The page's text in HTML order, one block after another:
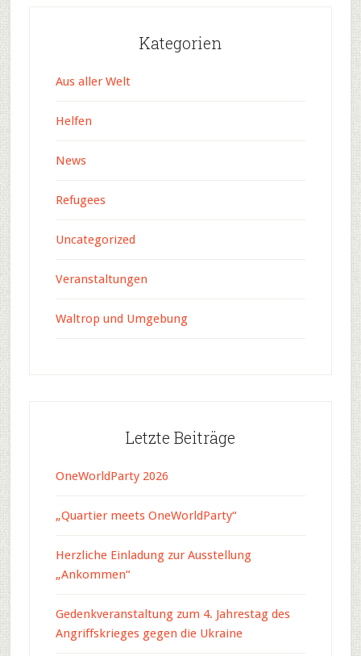
Kategorien
Aus aller Welt
Helfen
News
Refugees
Uncategorized
Veranstaltungen
Waltrop und Umgebung
Letzte Beiträge
OneWorldParty 2026
„Quartier meets OneWorldParty“
Herzliche Einladung zur Ausstellung
„Ankommen“
Gedenkveranstaltung zum 4. Jahrestag des
Angriffskrieges gegen die Ukraine